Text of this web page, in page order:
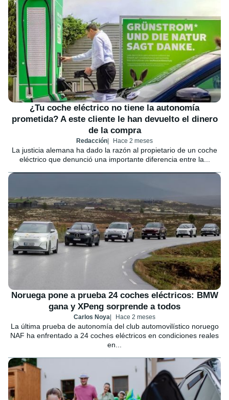
¿Tu coche eléctrico no tiene la autonomía
prometida? A este cliente le han devuelto el dinero
de la compra
Redacción Hace 2 meses
La justicia alemana ha dado la razón al propietario de un coche
eléctrico que denunció una importante diferencia entre la...
Noruega pone a prueba 24 coches eléctricos: BMW
gana y XPeng sorprende a todos
Carlos Noya Hace 2 meses
La última prueba de autonomía del club automovilístico noruego
NAF ha enfrentado a 24 coches eléctricos en condiciones reales
en...